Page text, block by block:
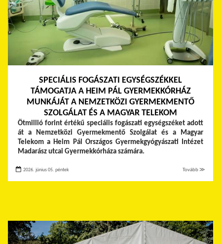
SPECIÁLIS FOGÁSZATI EGYSÉGSZÉKKEL
TÁMOGATJA A HEIM PÁL GYERMEKKÓRHÁZ
MUNKÁJÁT A NEMZETKÖZI GYERMEKMENTŐ
SZOLGÁLAT ÉS A MAGYAR TELEKOM
Ötmillió forint értékű speciális fogászati egységszéket adott
át a Nemzetközi Gyermekmentő Szolgálat és a Magyar
Telekom a Heim Pál Országos Gyermekgyógyászati Intézet
Madarász utcai Gyermekkórháza számára.
2026. június 05. péntek Tovább ≫